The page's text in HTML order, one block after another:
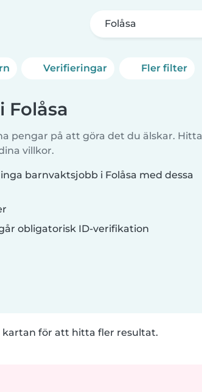
Folåsa
Verifieringar Fler filter
Folåsa
pengar på att göra det du älskar. Hitta
villkor.
barnvaktsjobb i Folåsa med dessa
obligatorisk ID-verifikation
kartan för att hitta fler resultat.